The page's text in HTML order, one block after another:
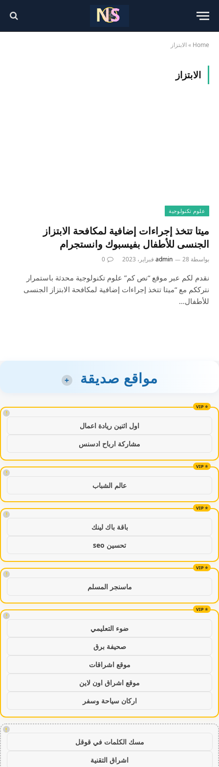
Home
» الابتزاز
الابتزاز
علوم تكنولوجية
ميتا تتخذ إجراءات إضافية لمكافحة الابتزاز
الجنسى للأطفال بفيسبوك وانستجرام
بواسطة admin 28 فبراير، 2023 0
نقدم لكم عبر موقع “نص كم” علوم تكنولوجية محدثة باستمرار
نترككم مع “ميتا تتخذ إجراءات إضافية لمكافحة الابتزاز الجنسى
للأطفال…
مواقع صديقة +
!
اول اثنين ريادة اعمال
مشاركة ارباح ادسنس
!
عالم الشباب
!
باقة باك لينك
تحسين seo
!
ماسنجر المسلم
!
ضوء التعليمي
صحيفة برق
موقع اشراقات
موقع اشراق اون لاين
اركان سياحة وسفر
!
مسك الكلمات في قوقل
اشراق التقنية